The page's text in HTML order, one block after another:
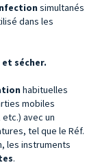
simultanés
dans les
sécher.
habituelles
mobiles
avec un
tel que le Réf.
les instruments
.